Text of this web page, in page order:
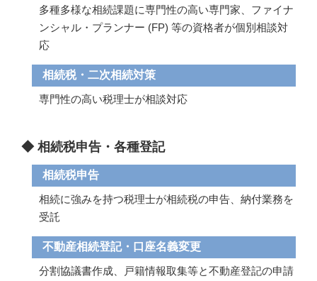
多種多様な相続課題に専門性の高い専門家、ファイナ
ンシャル・プランナー (FP) 等の資格者が個別相談対
応
相続税・二次相続対策
専門性の高い税理士が相談対応
◆ 相続税申告・各種登記
相続税申告
相続に強みを持つ税理士が相続税の申告、納付業務を
受託
不動産相続登記・口座名義変更
分割協議書作成、戸籍情報取集等と不動産登記の申請